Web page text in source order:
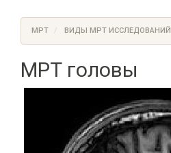
МРТ ВИДЫ МРТ ИССЛЕДОВАНИЙ
МРТ головы